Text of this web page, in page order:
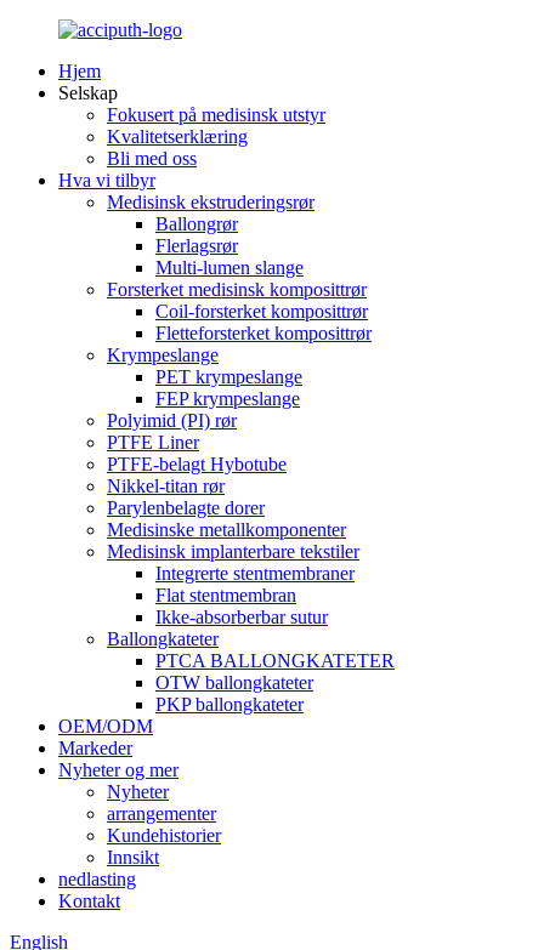
Hjem
Selskap
Fokusert på medisinsk utstyr
Kvalitetserklæring
Bli med oss
Hva vi tilbyr
Medisinsk ekstruderingsrør
Ballongrør
Flerlagsrør
Multi-lumen slange
Forsterket medisinsk komposittrør
Coil-forsterket komposittrør
Fletteforsterket komposittrør
Krympeslange
PET krympeslange
FEP krympeslange
Polyimid (PI) rør
PTFE Liner
PTFE-belagt Hybotube
Nikkel-titan rør
Parylenbelagte dorer
Medisinske metallkomponenter
Medisinsk implanterbare tekstiler
Integrerte stentmembraner
Flat stentmembran
Ikke-absorberbar sutur
Ballongkateter
PTCA BALLONGKATETER
OTW ballongkateter
PKP ballongkateter
OEM/ODM
Markeder
Nyheter og mer
Nyheter
arrangementer
Kundehistorier
Innsikt
nedlasting
Kontakt
English